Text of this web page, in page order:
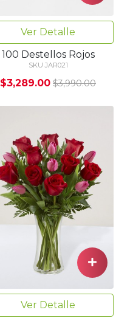
Ver Detalle
100 Destellos Rojos
SKU JAR021
$3,289.00 $3,990.00
Ver Detalle